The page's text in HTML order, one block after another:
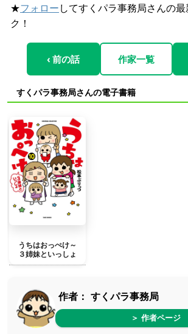
★フォロー してすくパラ事務局さんの
ク！
‹ 前の話 作家一覧
すくパラ事務局さんの電子書籍
うちはおっぺけ～
３姉妹といっしょ
作者： すくパラ事務局
＞ 作者ページ